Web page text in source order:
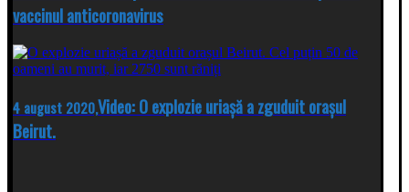
vaccinul anticoronavirus
4 august 2020,Video: O explozie uriașă a zguduit orașul
Beirut.